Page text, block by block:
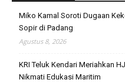
Miko Kamal Soroti Dugaan
Sopir di Padang
Agustus 8, 2026
KRI Teluk Kendari Meriahkan
Nikmati Edukasi Maritim